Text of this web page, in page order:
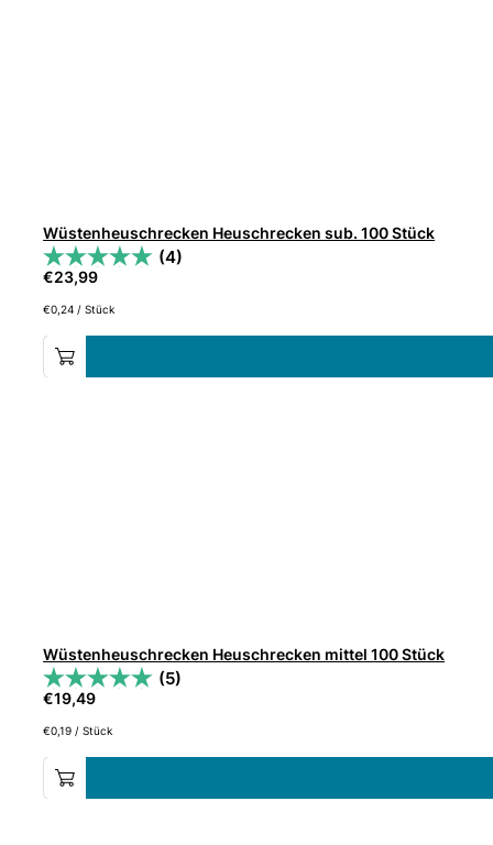
Wüstenheuschrecken Heuschrecken sub. 100 Stück
(4)
€23,99
€0,24 /Stück
Wüstenheuschrecken Heuschrecken mittel 100 Stück
(5)
€19,49
€0,19 /Stück